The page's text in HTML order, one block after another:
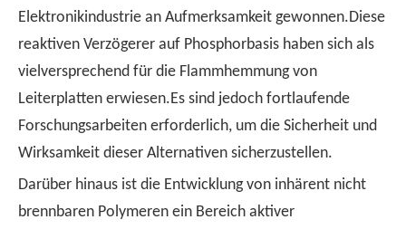
Elektronikindustrie an Aufmerksamkeit gewonnen.Diese
reaktiven Verzögerer auf Phosphorbasis haben sich als
vielversprechend für die Flammhemmung von
Leiterplatten erwiesen.Es sind jedoch fortlaufende
Forschungsarbeiten erforderlich, um die Sicherheit und
Wirksamkeit dieser Alternativen sicherzustellen.
Darüber hinaus ist die Entwicklung von inhärent nicht
brennbaren Polymeren ein Bereich aktiver